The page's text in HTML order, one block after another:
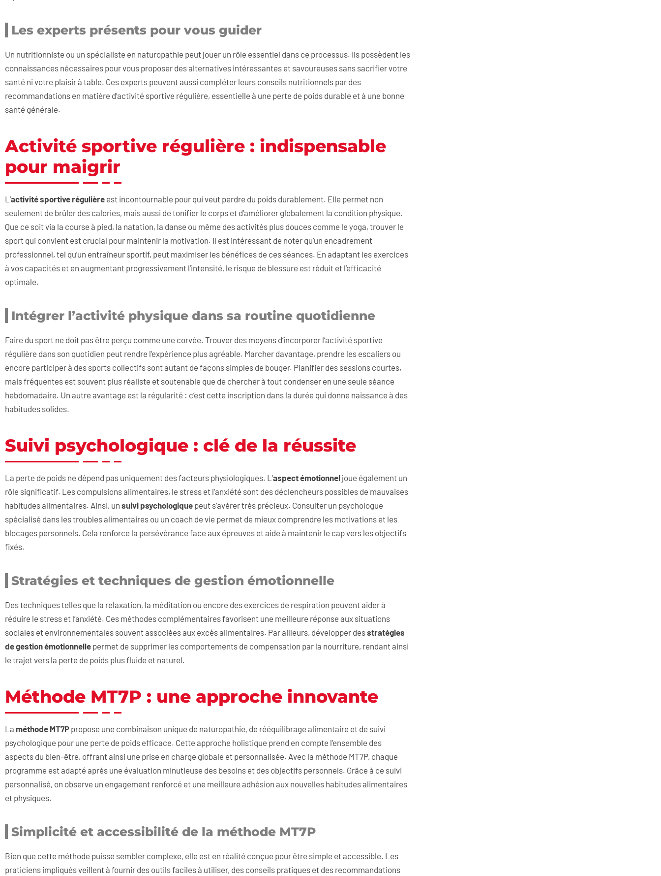
Les experts présents pour vous guider
Un nutritionniste ou un spécialiste en naturopathie peut jouer un rôle essentiel dans ce processus. Ils possèdent les
connaissances nécessaires pour vous proposer des alternatives intéressantes et savoureuses sans sacrifier votre
santé ni votre plaisir à table. Ces experts peuvent aussi compléter leurs conseils nutritionnels par des
recommandations en matière d’activité sportive régulière, essentielle à une perte de poids durable et à une bonne
santé générale.
Activité sportive régulière : indispensable
pour maigrir
L’activité sportive régulière est incontournable pour qui veut perdre du poids durablement. Elle permet non
seulement de brûler des calories, mais aussi de tonifier le corps et d’améliorer globalement la condition physique.
Que ce soit via la course à pied, la natation, la danse ou même des activités plus douces comme le yoga, trouver le
sport qui convient est crucial pour maintenir la motivation. Il est intéressant de noter qu’un encadrement
professionnel, tel qu’un entraîneur sportif, peut maximiser les bénéfices de ces séances. En adaptant les exercices
à vos capacités et en augmentant progressivement l’intensité, le risque de blessure est réduit et l’efficacité
optimale.
Intégrer l’activité physique dans sa routine quotidienne
Faire du sport ne doit pas être perçu comme une corvée. Trouver des moyens d’incorporer l’activité sportive
régulière dans son quotidien peut rendre l’expérience plus agréable. Marcher davantage, prendre les escaliers ou
encore participer à des sports collectifs sont autant de façons simples de bouger. Planifier des sessions courtes,
mais fréquentes est souvent plus réaliste et soutenable que de chercher à tout condenser en une seule séance
hebdomadaire. Un autre avantage est la régularité : c’est cette inscription dans la durée qui donne naissance à des
habitudes solides.
Suivi psychologique : clé de la réussite
La perte de poids ne dépend pas uniquement des facteurs physiologiques. L’aspect émotionnel joue également un
rôle significatif. Les compulsions alimentaires, le stress et l’anxiété sont des déclencheurs possibles de mauvaises
habitudes alimentaires. Ainsi, un suivi psychologique peut s’avérer très précieux. Consulter un psychologue
spécialisé dans les troubles alimentaires ou un coach de vie permet de mieux comprendre les motivations et les
blocages personnels. Cela renforce la persévérance face aux épreuves et aide à maintenir le cap vers les objectifs
fixés.
Stratégies et techniques de gestion émotionnelle
Des techniques telles que la relaxation, la méditation ou encore des exercices de respiration peuvent aider à
réduire le stress et l’anxiété. Ces méthodes complémentaires favorisent une meilleure réponse aux situations
sociales et environnementales souvent associées aux excès alimentaires. Par ailleurs, développer desstratégies
de gestion émotionnelle permet de supprimer les comportements de compensation par la nourriture, rendant ainsi
le trajet vers la perte de poids plus fluide et naturel.
Méthode MT7P : une approche innovante
La méthode MT7P propose une combinaison unique de naturopathie, de rééquilibrage alimentaire et de suivi
psychologique pour une perte de poids efficace. Cette approche holistique prend en compte l’ensemble des
aspects du bien-être, offrant ainsi une prise en charge globale et personnalisée. Avec la méthode MT7P, chaque
programme est adapté après une évaluation minutieuse des besoins et des objectifs personnels. Grâce à ce suivi
personnalisé, on observe un engagement renforcé et une meilleure adhésion aux nouvelles habitudes alimentaires
et physiques.
Simplicité et accessibilité de la méthode MT7P
Bien que cette méthode puisse sembler complexe, elle est en réalité conçue pour être simple et accessible. Les
praticiens impliqués veillent à fournir des outils faciles à utiliser, des conseils pratiques et des recommandations